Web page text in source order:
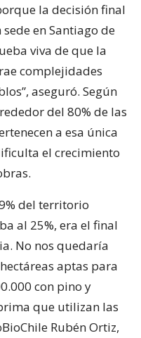
la decisión final
en Santiago de
viva de que la
complejidades
aseguró. Según
del 80% de las
a esa única
el crecimiento
del territorio
al 25%, era el final
No nos quedaría
aptas para
con pino y
que utilizan las
Rubén Ortiz,